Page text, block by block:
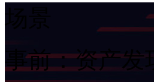
场景
事前：资产发